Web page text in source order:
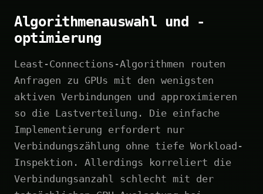
Algorithmenauswahl und -
optimierung
Least-Connections-Algorithmen routen
Anfragen zu GPUs mit den wenigsten
aktiven Verbindungen und approximieren
so die Lastverteilung. Die einfache
Implementierung erfordert nur
Verbindungszählung ohne tiefe Workload-
Inspektion. Allerdings korreliert die
Verbindungsanzahl schlecht mit der